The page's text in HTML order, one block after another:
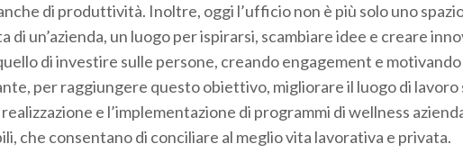
di produttività. Inoltre, oggi l’ufficio non è più solo uno
un’azienda, un luogo per ispirarsi, scambiare idee e creare
di investire sulle persone, creando engagement e
per raggiungere questo obiettivo, migliorare il luogo di lavoro
e l’implementazione di programmi di wellness
che consentano di conciliare al meglio vita lavorativa e privata.